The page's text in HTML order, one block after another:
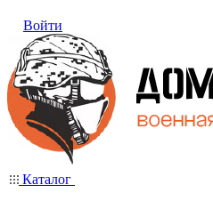
Войти
Каталог